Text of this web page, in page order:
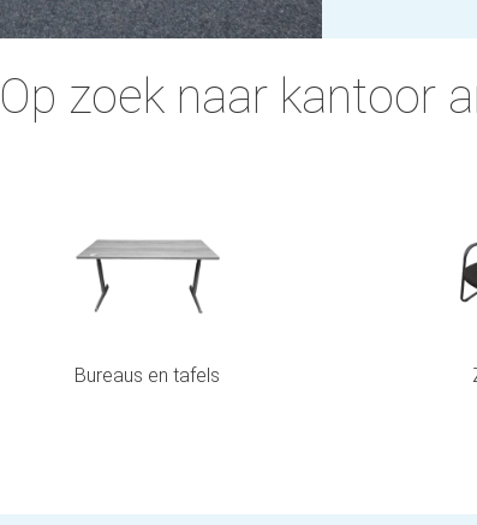
Op zoek naar kantoor
Bureaus en tafels